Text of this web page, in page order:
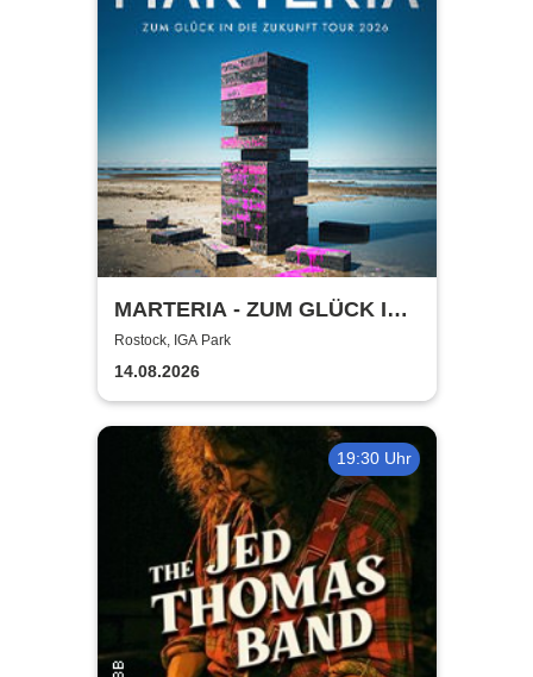
MARTERIA - ZUM GLÜCK IN
DIE ZUKUNFT TOUR 2026
Rostock, IGA Park
14.08.2026
19:30 Uhr